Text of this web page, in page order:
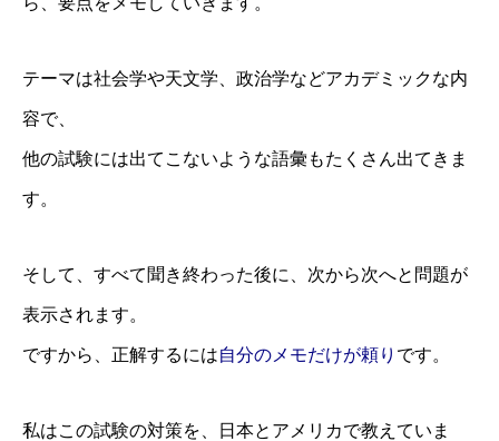
テーマは社会学や天文学、政治学などアカデミックな内
容で、
他の試験には出てこないような語彙もたくさん出てきま
す。
そして、すべて聞き終わった後に、次から次へと問題が
表示されます。
ですから、正解するには自分のメモだけが頼り です。
私はこの試験の対策を、日本とアメリカで教えていま
体験セミナー
最新情報